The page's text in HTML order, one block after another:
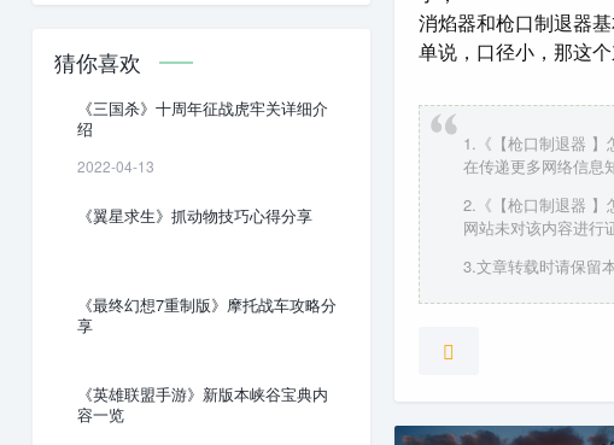
消焰器和枪口制退器
单说，口径小，那这
1.《【枪口制退器 】
在传递更多网络信息
2.《【枪口制退器 】
网站未对该内容进行
3.文章转载时请保留
猜你喜欢
《三国杀》十周年征战虎牢关详细介
绍
2022-04-13
《翼星求生》抓动物技巧心得分享
《最终幻想7重制版》摩托战车攻略分
享
《英雄联盟手游》新版本峡谷宝典内
容一览